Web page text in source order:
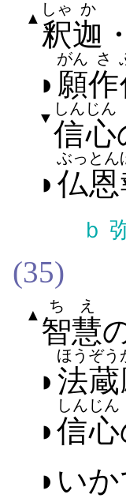
▲ 釈
しゃ
迦
か
・
◗ 願
がん
作
さ
▼ 信心
しんじん
◗ 仏恩
ぶっとん
ｂ
(35)
▲ 智慧
ちえ
◗ 法蔵
ほうぞう
◗信心
しんじん
◗い